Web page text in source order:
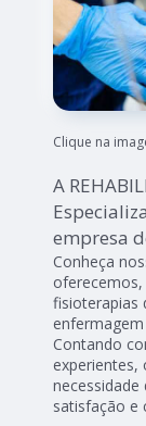
Clique na
A
empresa
Conheça
fisioterapias
Contando
experientes,
necessidade
satisfação e